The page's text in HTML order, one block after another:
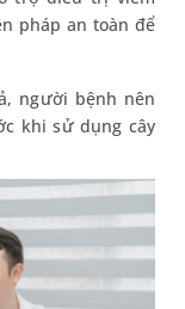
pháp an toàn để
người bệnh nên
khi sử dụng cây